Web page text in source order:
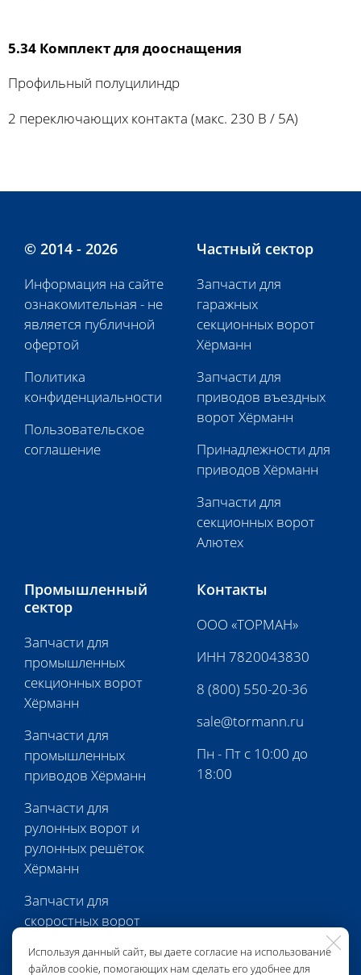
Используя данный сайт, вы даете согласие на использование
файлов cookie, помогающих нам сделать его удобнее для
5.34 Комплект для дооснащения
Профильный полуцилиндр
2 переключающих контакта (макс. 230 В / 5А)
© 2014 - 2026
Информация на сайте
ознакомительная - не
является публичной
офертой
Политика
конфиденциальности
Пользовательское
соглашение
Частный сектор
Запчасти для
гаражных
секционных ворот
Хёрманн
Запчасти для
приводов въездных
ворот Хёрманн
Принадлежности для
приводов Хёрманн
Запчасти для
секционных ворот
Алютех
Промышленный
сектор
Запчасти для
промышленных
секционных ворот
Хёрманн
Запчасти для
промышленных
приводов Хёрманн
Запчасти для
рулонных ворот и
рулонных решёток
Хёрманн
Запчасти для
скоростных ворот
Контакты
ООО «ТОРМАН»
ИНН 7820043830
8 (800) 550-20-36
sale@tormann.ru
Пн - Пт с 10:00 до
18:00